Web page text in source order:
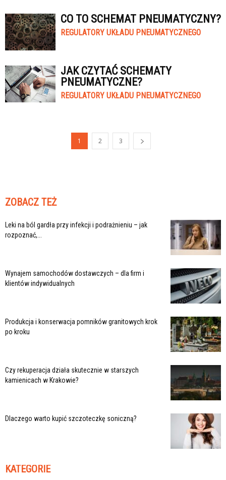
CO TO SCHEMAT PNEUMATYCZNY?
REGULATORY UKŁADU PNEUMATYCZNEGO
JAK CZYTAĆ SCHEMATY
PNEUMATYCZNE?
REGULATORY UKŁADU PNEUMATYCZNEGO
1 2 3
ZOBACZ TEŻ
Leki na ból gardła przy infekcji i podrażnieniu – jak
rozpoznać,...
Wynajem samochodów dostawczych – dla firm i
klientów indywidualnych
Produkcja i konserwacja pomników granitowych krok
po kroku
Czy rekuperacja działa skutecznie w starszych
kamienicach w Krakowie?
Dlaczego warto kupić szczoteczkę soniczną?
KATEGORIE